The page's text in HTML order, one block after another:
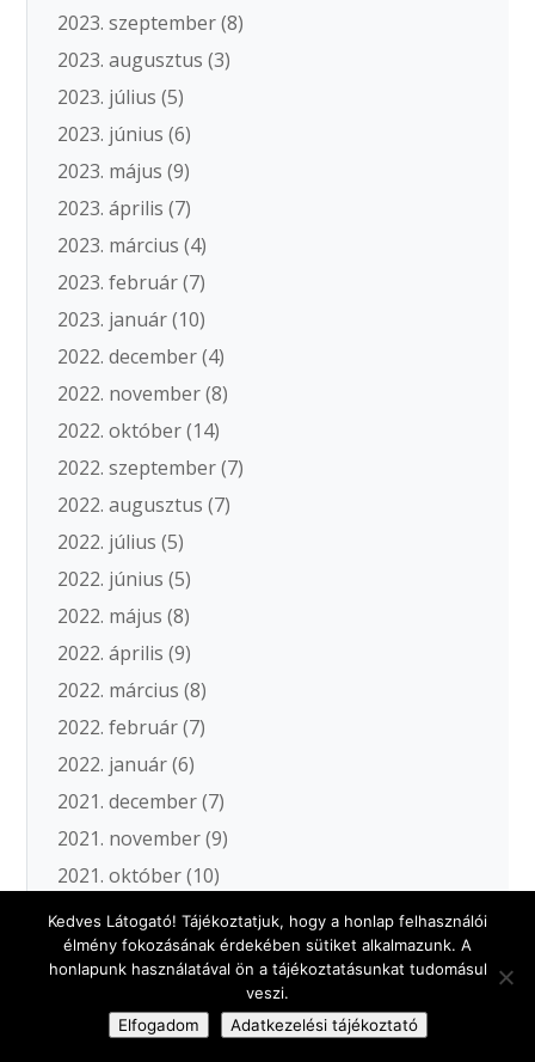
2023. szeptember(8)
2023. augusztus (3)
2023. július (5)
2023. június (6)
2023. május (9)
2023. április (7)
2023. március (4)
2023. február(7)
2023. január(10)
2022. december(4)
2022. november(8)
2022. október(14)
2022. szeptember(7)
2022. augusztus (7)
2022. július (5)
2022. június (5)
2022. május (8)
2022. április (9)
2022. március (8)
2022. február(7)
2022. január(6)
2021. december(7)
2021. november(9)
2021. október(10)
2021. szeptember(13)
2021. augusztus(6)
2021. július
2021. június(7)
Kedves Látogató! Tájékoztatjuk, hogy a honlap felhasználói
élmény fokozásának érdekében sütiket alkalmazunk. A
honlapunk használatával ön a tájékoztatásunkat tudomásul
veszi.
Elfogadom
Adatkezelési tájékoztató